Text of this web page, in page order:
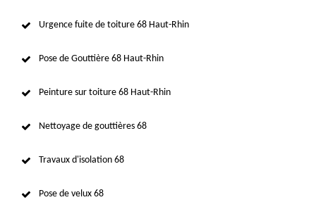
Urgence fuite de toiture 68 Haut-Rhin
Pose de Gouttière 68 Haut-Rhin
Peinture sur toiture 68 Haut-Rhin
Nettoyage de gouttières 68
Travaux d'isolation 68
Pose de velux 68